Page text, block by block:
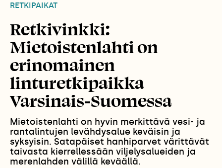
RETKIPAIKAT
Retkivinkki:
Mietoistenlahti on
erinomainen
linturetkipaikka
Varsinais-Suomessa
Mietoistenlahti on hyvin merkittävä vesi- ja
rantalintujen levähdysalue keväisin ja
syksyisin. Satapäiset hanhiparvet värittävät
taivasta kierrellessään viljelysalueiden ja
merenlahden välillä keväällä.